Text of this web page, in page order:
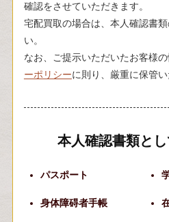
確認をさせていただきます。
宅配買取の場合は、本人確認書
い。
なお、ご提示いただいたお客様
ーポリシーに則り、厳重に保管い
本人確認書類と
パスポート
身体障碍者手帳